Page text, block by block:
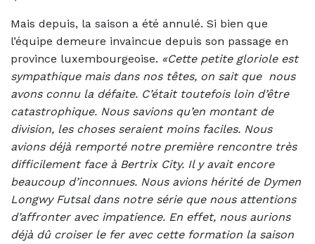
Mais depuis, la saison a été annulé. Si bien que
l’équipe demeure invaincue depuis son passage en
province luxembourgeoise. «Cette petite gloriole est
sympathique mais dans nos têtes, on sait que nous
avons connu la défaite. C’était toutefois loin d’être
catastrophique. Nous savions qu’en montant de
division, les choses seraient moins faciles. Nous
avions déjà remporté notre première rencontre très
difficilement face à Bertrix City. Il y avait encore
beaucoup d’inconnues. Nous avions hérité de Dymen
Longwy Futsal dans notre série que nous attentions
d’affronter avec impatience. En effet, nous aurions
déjà dû croiser le fer avec cette formation la saison